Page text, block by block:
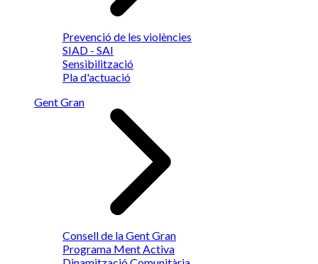
Prevenció de les violències
SIAD - SAI
Sensibilització
Pla d'actuació
Gent Gran
Consell de la Gent Gran
Programa Ment Activa